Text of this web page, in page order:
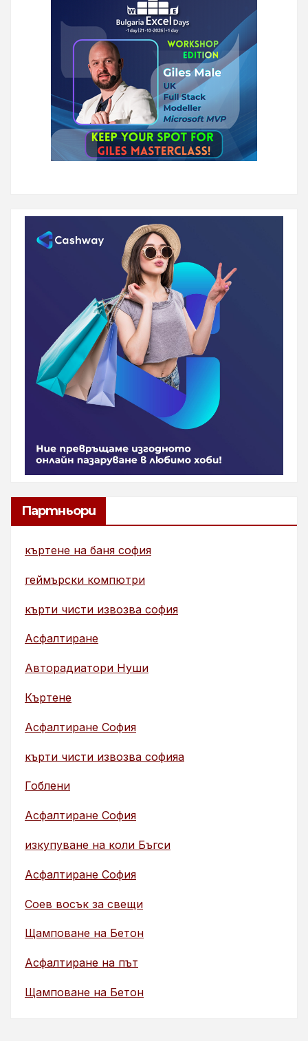
Партньори
къртене на баня софия
геймърски компютри
кърти чисти извозва софия
Асфалтиране
Авторадиатори Нуши
Къртене
Асфалтиране София
кърти чисти извозва софияа
Гоблени
Асфалтиране София
изкупуване на коли Бъгси
Асфалтиране София
Соев восък за свещи
Щамповане на Бетон
Асфалтиране на път
Щамповане на Бетон